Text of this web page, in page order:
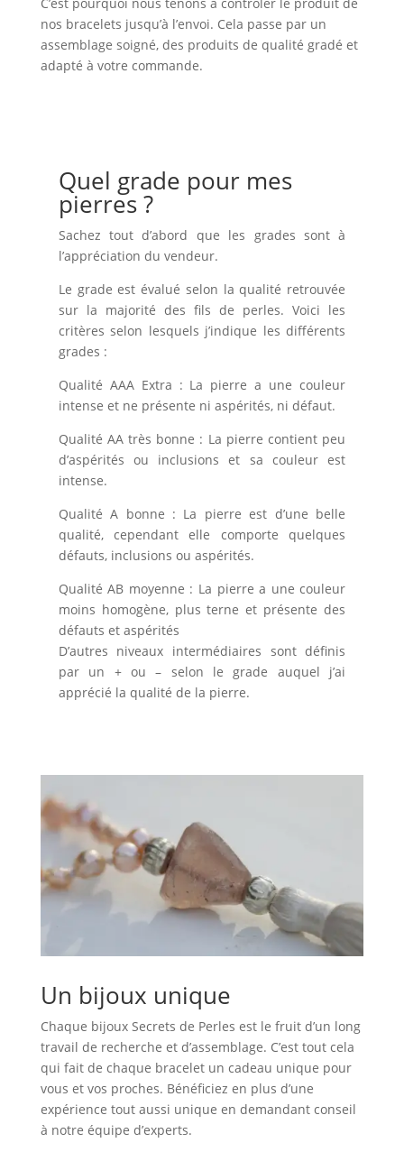
nos bracelets jusqu’à l’envoi. Cela passe par un
assemblage soigné, des produits de qualité gradé et
adapté à votre commande.
Quel grade pour mes
pierres ?
Sachez tout d’abord que les grades sont à
l’appréciation du vendeur.
Le grade est évalué selon la qualité retrouvée
sur la majorité des fils de perles. Voici les
critères selon lesquels j’indique les différents
grades :
Qualité AAA Extra : La pierre a une couleur
intense et ne présente ni aspérités, ni défaut.
Qualité AA très bonne : La pierre contient peu
d’aspérités ou inclusions et sa couleur est
intense.
Qualité A bonne : La pierre est d’une belle
qualité, cependant elle comporte quelques
défauts, inclusions ou aspérités.
Qualité AB moyenne : La pierre a une couleur
moins homogène, plus terne et présente des
défauts et aspérités
D’autres niveaux intermédiaires sont définis
par un + ou – selon le grade auquel j’ai
apprécié la qualité de la pierre.
Un bijoux unique
Chaque bijoux Secrets de Perles est le fruit d’un long
travail de recherche et d’assemblage. C’est tout cela
qui fait de chaque bracelet un cadeau unique pour
vous et vos proches. Bénéficiez en plus d’une
expérience tout aussi unique en demandant conseil
à notre équipe d’experts.